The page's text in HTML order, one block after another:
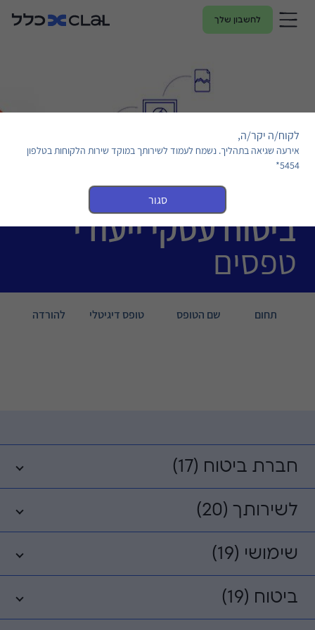
לחשבון שלך
ביטוח עסקי ייעודי
טפסים
תחום שם הטופס טופס דיגיטלי להורדה
חברת ביטוח (17)
לשירותך (20)
שימושי (19)
ביטוח (19)
לקוח/ה יקר/ה,
אירעה שגיאה בתהליך. נשמח לעמוד לשירותך במוקד שירות הלקוחות בטלפון
5454*
סגור